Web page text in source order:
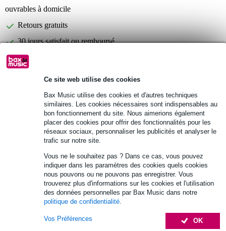
Ce site web utilise des cookies
Bax Music utilise des cookies et d'autres techniques
similaires. Les cookies nécessaires sont indispensables au
bon fonctionnement du site. Nous aimerions également
placer des cookies pour offrir des fonctionnalités pour les
réseaux sociaux, personnaliser les publicités et analyser le
trafic sur notre site.
Vous ne le souhaitez pas ? Dans ce cas, vous pouvez
indiquer dans les paramètres des cookies quels cookies
nous pouvons ou ne pouvons pas enregistrer. Vous
trouverez plus d'informations sur les cookies et l'utilisation
des données personnelles par Bax Music dans notre
politique de confidentialité.
OK
Vos Préférences
ouvrables à domicile
Retours gratuits
30 jours satisfait ou remboursé
Retrait gratuit en magasin
Informations
Gravity KSX 1
stand clavier
couleur : noir
Afficher toutes les caractéristiques du produit
Accessoires (23)